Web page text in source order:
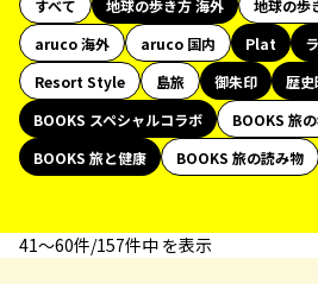
すべて 地球の歩き方 海外
地球の歩
aruco 海外
aruco 国内 Plat
Resort Style
島旅 御朱印 歴史
BOOKS スペシャルコラボ
BOOKS 旅
BOOKS 旅と健康
BOOKS 旅の読み物
41〜60件/157件中 を表示